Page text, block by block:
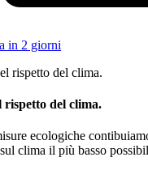
in 2 giorni
del clima.
ecologiche
clima il più basso